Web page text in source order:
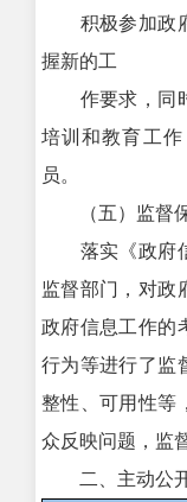
积极参加政府
握新的工
作要求，同时
培训和教育工
员。
（五）监督
落实《政府信
监督部门，对政
政府信息工作的
行为等进行了监
整性、可用性等
众反映问题，监
二、主动公开